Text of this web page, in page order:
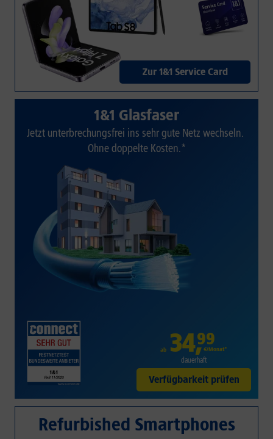
Zur 1&1 Service Card
1&1 Glasfaser
Jetzt unterbrechungsfrei ins sehr gute Netz wechseln.
Ohne doppelte Kosten.*
ab 34,99
€/Monat*
dauerhaft
Verfügbarkeit prüfen
Refurbished Smartphones